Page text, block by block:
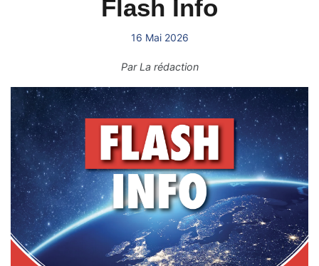
Flash Info
16 Mai 2026
ParLa rédaction